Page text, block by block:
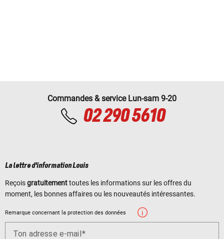
Commandes & service Lun-sam 9-20
02 290 5610
La lettre d'information Louis
Reçoisgratuitementtoutes les informations sur les offres du
moment, les bonnes affaires ou les nouveautés intéressantes.
Remarque concernant la protection des données
Ton adresse e-mail